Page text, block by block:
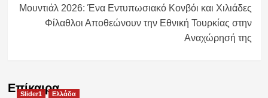
Μουντιάλ 2026: Ένα Εντυπωσιακό Κονβόι και Χιλιάδες
Φίλαθλοι Αποθεώνουν την Εθνική Τουρκίας στην
Αναχώρησή της
Επίκαιρα
Slider1 Ελλάδα